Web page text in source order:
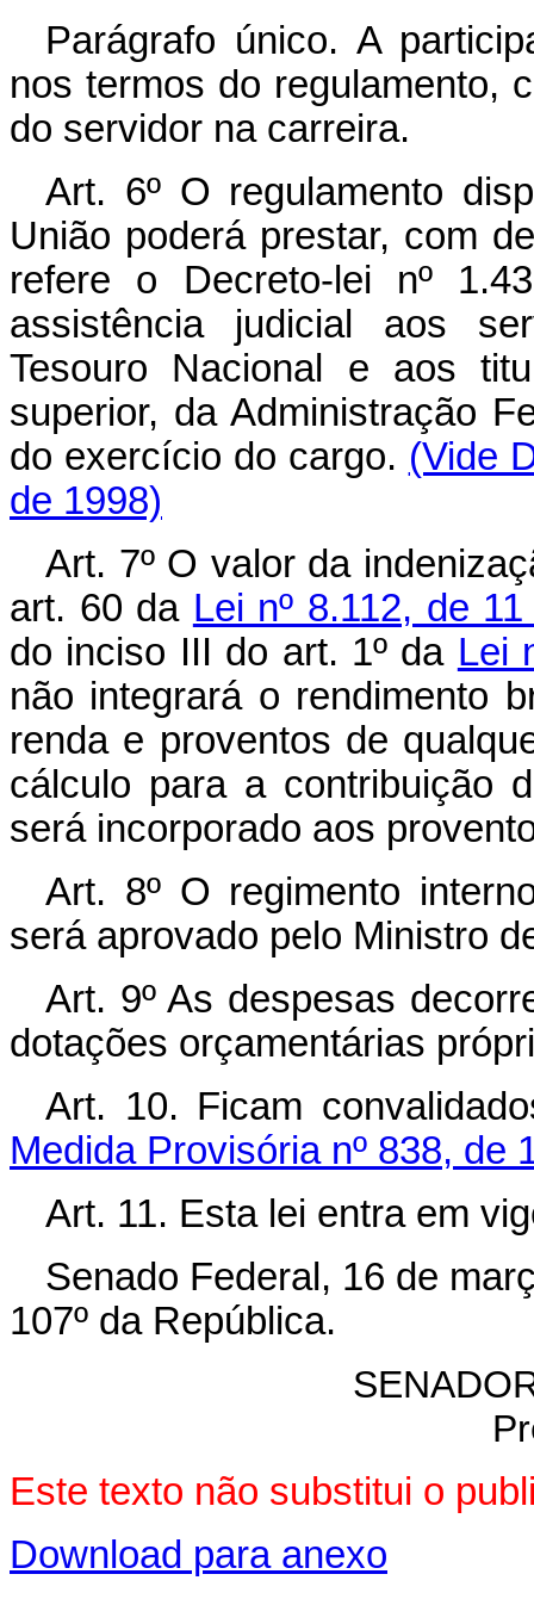
Parágrafo único. A
nos termos do regulamento,
do servidor na carreira.
Art. 6º O regulamento
União poderá prestar, com
refere o Decreto-lei nº
assistência judicial aos
Tesouro Nacional e aos
superior, da Administração
do exercício do cargo. (Vide
de 1998)
Art. 7º O valor da
art. 60 da Lei nº 8.112, de
do inciso III do art. 1º da Lei
não integrará o rendimento
renda e proventos de
cálculo para a contribuição
será incorporado aos
Art. 8º O regimento
será aprovado pelo Ministro
Art. 9º As despesas
dotações orçamentárias
Art. 10. Ficam
Medida Provisória nº 838, de
Art. 11. Esta lei entra em
Senado Federal, 16 de
107º da República.
Este texto não substitui o
Download para anexo